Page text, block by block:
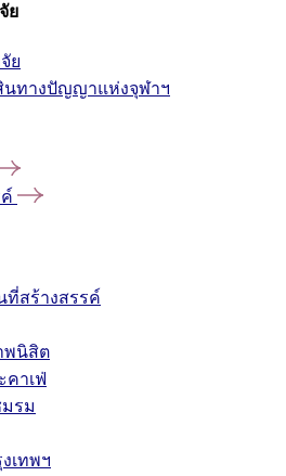
ย
ย
นทางปัญญาแห่งจุฬาฯ
สร้างสรรค์
พนิสิต
คาเฟ่
รม
เทพฯ